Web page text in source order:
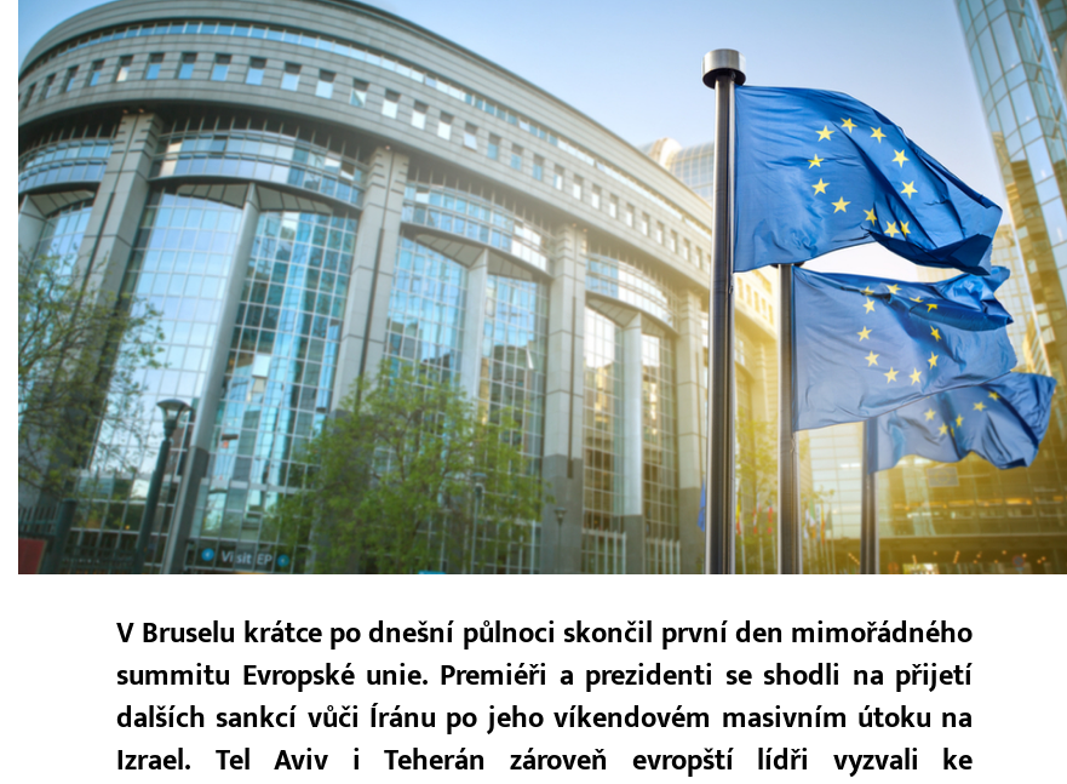
V Bruselu krátce po dnešní půlnoci skončil první den mimořádného
summitu Evropské unie. Premiéři a prezidenti se shodli na přijetí
dalších sankcí vůči Íránu po jeho víkendovém masivním útoku na
Izrael. Tel Aviv i Teherán zároveň evropští lídři vyzvali ke